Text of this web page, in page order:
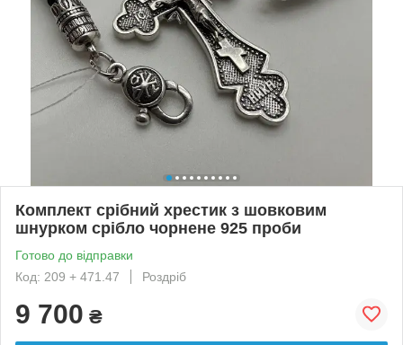
Комплект срібний хрестик з шовковим
шнурком срібло чорнене 925 проби
Готово до відправки
Код: 209 + 471.47
Роздріб
9 700 ₴